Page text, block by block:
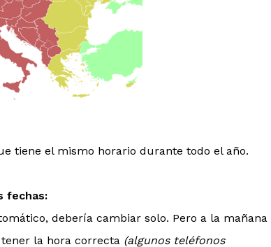
tiene el mismo horario durante todo el año.
fechas:
debería cambiar solo. Pero a la mañana
la hora correcta (algunos teléfonos